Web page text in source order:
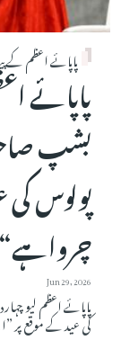
پاپائے اعظم کے
پاپائے
بشپ
پولوس
Jun 29, 2026
پاپائے اعظم لیو
کی عید کے موقع پر